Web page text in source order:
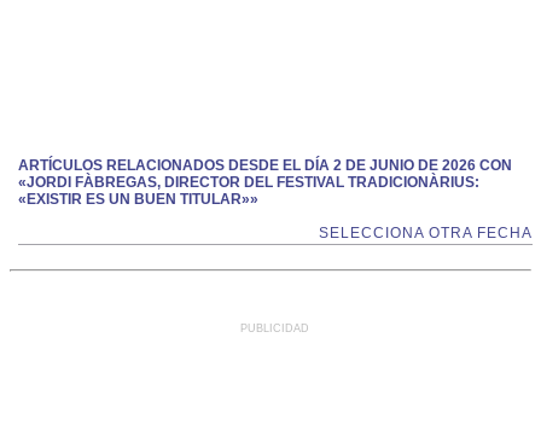
ARTÍCULOS RELACIONADOS DESDE EL DÍA 2 DE JUNIO DE 2026 CON
«JORDI FÀBREGAS, DIRECTOR DEL FESTIVAL TRADICIONÀRIUS:
«EXISTIR ES UN BUEN TITULAR»»
SELECCIONA OTRA FECHA
PUBLICIDAD